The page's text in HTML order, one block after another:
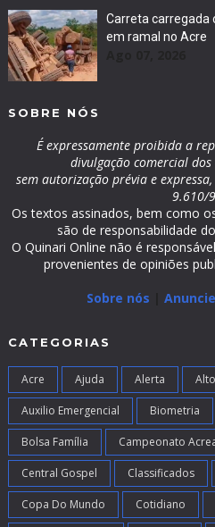
Carreta carregada
em ramal no Acre
SOBRE NÓS
É expressamente proibida a
divulgação comercial
sem autorização prévia e
9.610/
Os textos assinados, bem como
são de responsabilidade
O Quinari Online não é
provenientes de opiniões
Sobre nós
Anuncie
CATEGORIAS
Acre Ajuda Alerta
Auxilio Emergencial Biometria
Bolsa Família Campeonato
Central Gospel Classificados
Copa Do Mundo Cotidiano